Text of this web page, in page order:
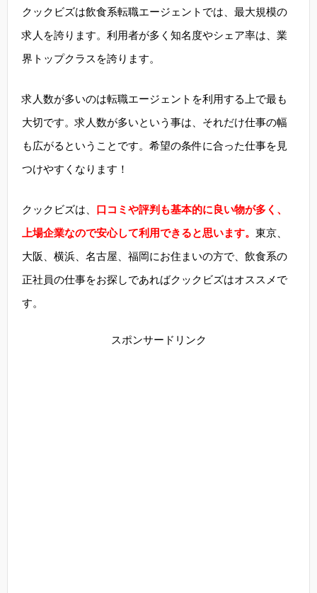
クックビズは飲食系転職エージェントでは、最大規模の
求人を誇ります。利用者が多く知名度やシェア率は、業
界トップクラスを誇ります。
求人数が多いのは転職エージェントを利用する上で最も
大切です。求人数が多いという事は、それだけ仕事の幅
も広がるということです。希望の条件に合った仕事を見
つけやすくなります！
クックビズは、 口コミや評判も基本的に良い物が多く、
上場企業なので安心して利用できると思います。 東京、
大阪、横浜、名古屋、福岡にお住まいの方で、飲食系の
正社員の仕事をお探しであればクックビズはオススメで
す。
スポンサードリンク